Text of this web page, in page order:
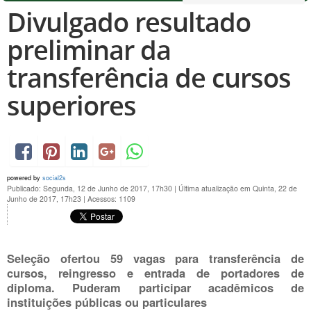
Divulgado resultado
preliminar da
transferência de cursos
superiores
powered by social2s
Publicado: Segunda, 12 de Junho de 2017, 17h30 | Última atualização em Quinta, 22 de
Junho de 2017, 17h23 | Acessos: 1109
Seleção ofertou 59 vagas para transferência de
cursos, reingresso e entrada de portadores de
diploma. Puderam participar acadêmicos de
instituições públicas ou particulares